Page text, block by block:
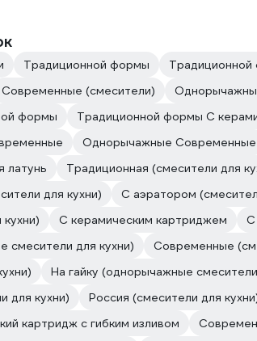
Традиционной формы
Современные (смесители)
формы
Традиционной формы С
Однорычажные Современные
латунь Традиционная (смесители для
для кухни)
С аэратором
С керамическим картриджем
С
для кухни)
Современные
На гайку (однорычажные
для кухни)
Россия (смесители для
картридж с гибким изливом